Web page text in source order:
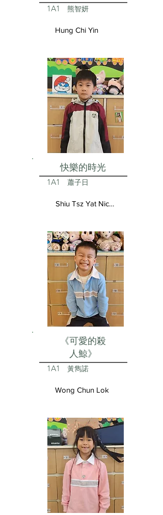
1A1 熊智妍
Hung Chi Yin
快樂的時光
1A1 蕭子日
Shiu Tsz Yat Nicolas
《可愛的殺
人鯨》
1A1 黃雋諾
Wong Chun Lok